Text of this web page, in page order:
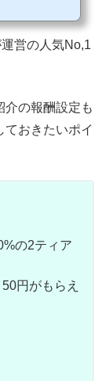
組みが完成されていま
営の人気No,1
介の報酬設定も
ておきたいポイ
の2ティア
円がもらえ